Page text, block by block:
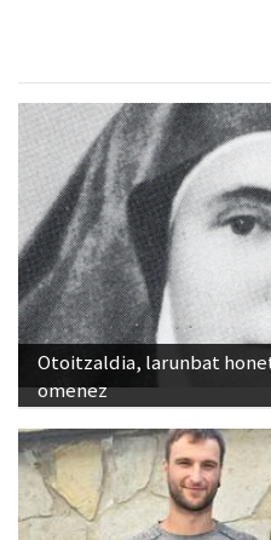
Otoitzaldia, larunbat
omenez